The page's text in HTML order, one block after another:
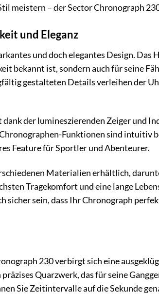
meistern – der Sector Chronograph
und Eleganz
und doch elegantes Design. Das
bekannt ist, sondern auch für seine
gestalteten Details verleihen der
der lumineszierenden Zeiger und
Funktionen sind intuitiv
Feature für Sportler und Abenteurer.
Materialien erhältlich,
Tragekomfort und eine lange
sicher sein, dass Ihr Chronograph
230 verbirgt sich eine
Quarzwerk, das für seine
Sie Zeitintervalle auf die Sekunde